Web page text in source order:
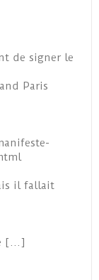
de signer le
Paris
il fallait
[…]